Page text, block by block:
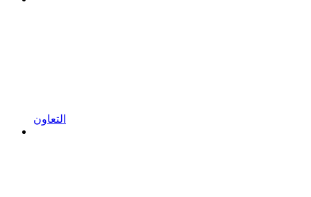
التعاون